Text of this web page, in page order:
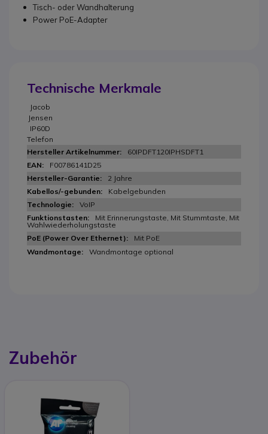
Tisch- oder Wandhalterung
Power PoE-Adapter
Technische Merkmale
Jacob
Jensen
IP60D
Telefon
60IPDFT120IPHSDFT1
F00786141D25
2 Jahre
Kabelgebunden
VoIP
Mit Erinnerungstaste, Mit Stummtaste, Mit
Wahlwiederholungstaste
Mit PoE
Wandmontage optional
Zubehör